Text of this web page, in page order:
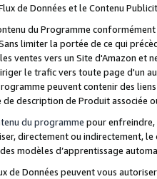
Flux de Données et le Contenu
du Programme
limiter la portée de ce qui
ventes vers un Site d'Amazon et
le trafic vers toute page d'un
peuvent contenir des
description de Produit associée
du programme pour
directement ou indirectement,
modèles d’apprentissage
de Données peuvent vous